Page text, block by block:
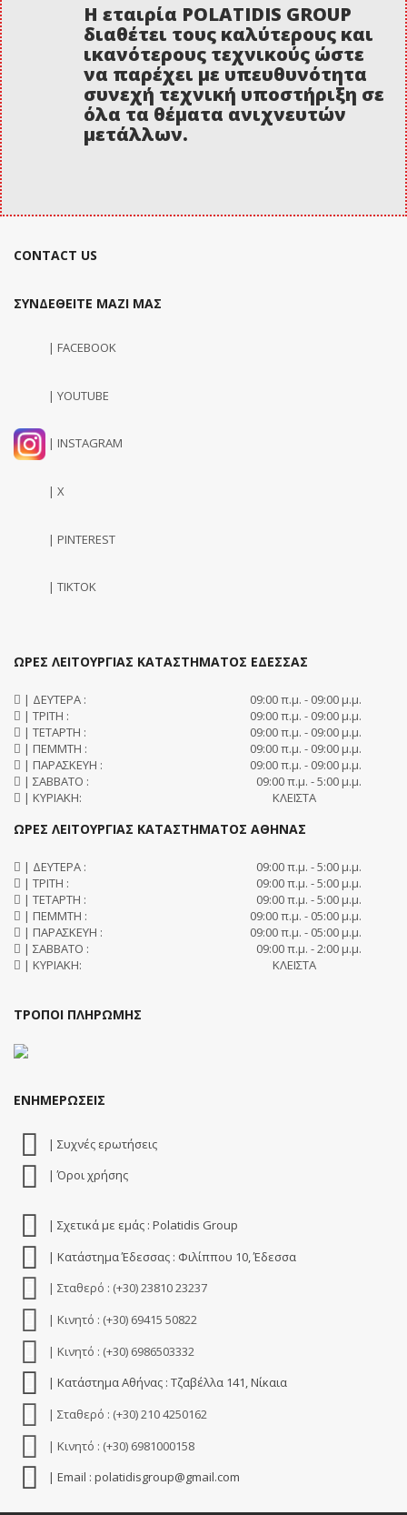
Η εταιρία POLATIDIS GROUP
διαθέτει τους καλύτερους και
ικανότερους τεχνικούς ώστε
να παρέχει με υπευθυνότητα
συνεχή τεχνική υποστήριξη σε
όλα τα θέματα ανιχνευτών
μετάλλων.
CONTACT US
ΣΥΝΔΕΘΕΙΤΕ ΜΑΖΙ ΜΑΣ
| FACEBOOK
| YOUTUBE
| INSTAGRAM
| X
| PINTEREST
| TIKTOK
ΩΡΕΣ ΛΕΙΤΟΥΡΓΙΑΣ ΚΑΤΑΣΤΗΜΑΤΟΣ ΕΔΕΣΣΑΣ
| ΔΕΥΤΕΡΑ :
09:00 π.μ. - 09:00 μ.μ.
| ΤΡΙΤΗ :
09:00 π.μ. - 09:00 μ.μ.
| ΤΕΤΑΡΤΗ :
09:00 π.μ. - 09:00 μ.μ.
| ΠΕΜΜΤΗ :
09:00 π.μ. - 09:00 μ.μ.
| ΠΑΡΑΣΚΕΥΗ :
09:00 π.μ. - 09:00 μ.μ.
| ΣΑΒΒΑΤΟ :
09:00 π.μ. - 5:00 μ.μ.
| ΚΥΡΙΑΚΗ:
ΚΛΕΙΣΤΑ
ΩΡΕΣ ΛΕΙΤΟΥΡΓΙΑΣ ΚΑΤΑΣΤΗΜΑΤΟΣ ΑΘΗΝΑΣ
| ΔΕΥΤΕΡΑ :
09:00 π.μ. - 5:00 μ.μ.
| ΤΡΙΤΗ :
09:00 π.μ. - 5:00 μ.μ.
| ΤΕΤΑΡΤΗ :
09:00 π.μ. - 5:00 μ.μ.
| ΠΕΜΜΤΗ :
09:00 π.μ. - 05:00 μ.μ.
| ΠΑΡΑΣΚΕΥΗ :
09:00 π.μ. - 05:00 μ.μ.
| ΣΑΒΒΑΤΟ :
09:00 π.μ. - 2:00 μ.μ.
| ΚΥΡΙΑΚΗ:
ΚΛΕΙΣΤΑ
ΤΡΟΠΟΙ ΠΛΗΡΩΜΗΣ
ΕΝΗΜΕΡΩΣΕΙΣ
| Συχνές ερωτήσεις
| Όροι χρήσης
| Σχετικά με εμάς : Polatidis Group
| Κατάστημα Έδεσσας : Φιλίππου 10, Έδεσσα
| Σταθερό : (+30) 23810 23237
| Κινητό : (+30) 69415 50822
| Κινητό : (+30) 6986503332
| Κατάστημα Αθήνας : Τζαβέλλα 141, Νίκαια
| Σταθερό : (+30) 210 4250162
| Κινητό : (+30) 6981000158
| Email : polatidisgroup@gmail.com